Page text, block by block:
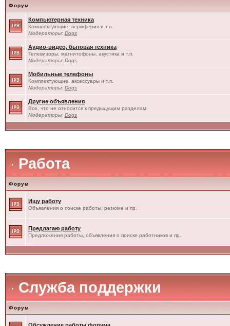
Форум
Компьютерная техника
Комплектующие, периферия и т.п.
Модераторы: Dogs
Аудио-видео, бытовая техника
Телевизоры, магнитофоны, акустика и т.п.
Модераторы: Dogs
Мобильные телефоны
Комплектующие, аксессуары и т.п.
Модераторы: Dogs
Другие объявления
Все, что не относится к предыдущим разделам
Модераторы: Dogs
Работа
Форум
Ищу работу
Объявления о поиске работы, резюме и пр.
Предлагаю работу
Предложения работы, объявления о поиске работников и пр.
Служба поддержки
Форум